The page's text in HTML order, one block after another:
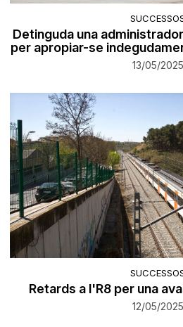
Detinguda una
per apropiar-se
13/05/2025
Retards a l'R8 per una
12/05/2025